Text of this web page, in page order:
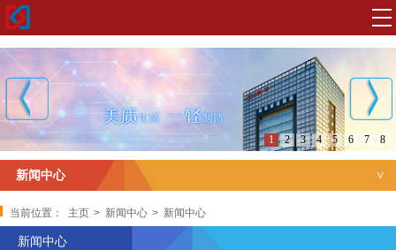
1 2 3 4 5 6 7 8
新闻中心
新闻中心
当前位置： 主页 > 新闻中心 > 新闻中心
新闻中心